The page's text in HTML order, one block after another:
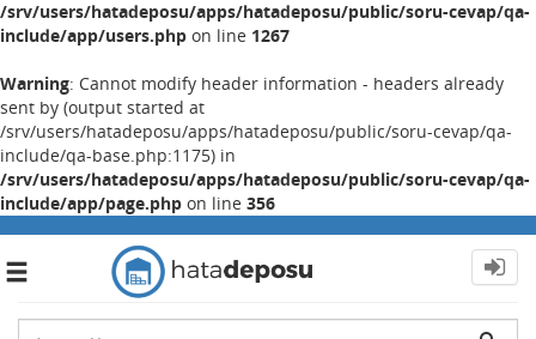
/srv/users/hatadeposu/apps/hatadeposu/public/soru-cevap/qa-
include/app/users.php on line 1267
Warning: Cannot modify header information - headers already
sent by (output started at
/srv/users/hatadeposu/apps/hatadeposu/public/soru-cevap/qa-
include/qa-base.php:1175) in
/srv/users/hatadeposu/apps/hatadeposu/public/soru-cevap/qa-
include/app/page.php on line 356
Toggle